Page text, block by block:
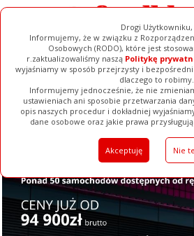
Drogi Użytkowniku,
Informujemy, że w związku z
Osobowych (RODO), które jest
r.zaktualizowaliśmy naszą Politykę
wyjaśniamy w sposób przejrzysty i
dlaczego to robimy.
Informujemy jednocześnie, że nie
ustawieniach ani sposobie przetwarzania
opis naszych procedur i dokładniej
dane osobowe oraz jakie prawa
Akceptuję Nie
Ogłoszenia Filmy Galerie